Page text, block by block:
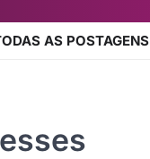
AS POSTAGENS